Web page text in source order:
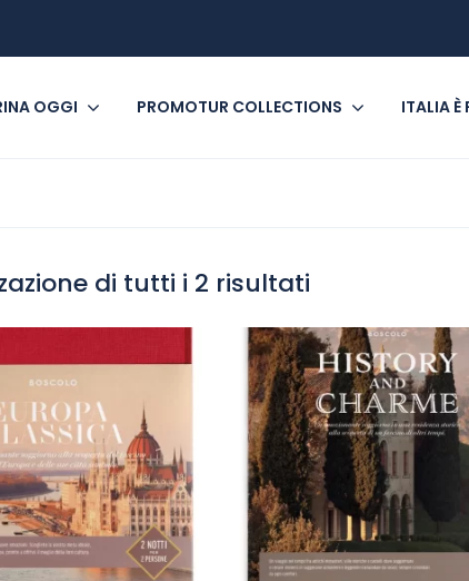
OGGI PROMOTUR COLLECTIONS ITALIA
di tutti i 2 risultati